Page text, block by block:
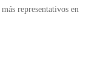
representativos en